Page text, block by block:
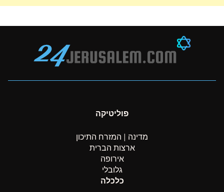
פוליטיקה
מדינה | המזרח התיכון
ארצות הברית
אירופה
גלובלי
כלכלה